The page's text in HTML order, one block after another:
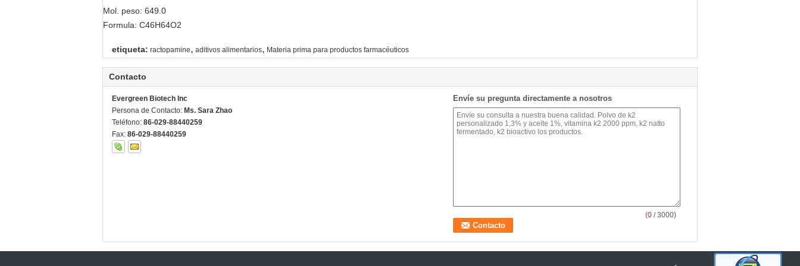
Mol. peso: 649.0
Formula: C46H64O2
etiqueta: ractopamine, aditivos alimentarios, Materia prima para productos farmacéuticos
Contacto
Evergreen Biotech Inc
Persona de Contacto: Ms. Sara Zhao
Teléfono: 86-029-88440259
Fax: 86-029-88440259
Envíe su pregunta directamente a nosotros
(0 / 3000)